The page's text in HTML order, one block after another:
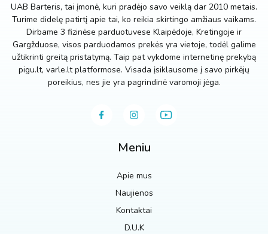
UAB Barteris, tai įmonė, kuri pradėjo savo veiklą dar 2010 metais.
Turime didelę patirtį apie tai, ko reikia skirtingo amžiaus vaikams.
Dirbame 3 fizinėse parduotuvese Klaipėdoje, Kretingoje ir
Gargžduose, visos parduodamos prekės yra vietoje, todėl galime
užtikrinti greitą pristatymą. Taip pat vykdome internetinę prekybą
pigu.lt, varle.lt platformose. Visada įsiklausome į savo pirkėjų
poreikius, nes jie yra pagrindinė varomoji jėga.
Meniu
Apie mus
Naujienos
Kontaktai
D.U.K